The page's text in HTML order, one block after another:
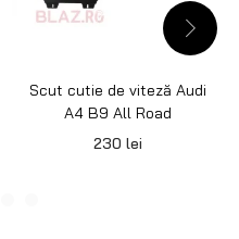
Scut cutie de viteză Audi
A4 B9 All Road
230 lei